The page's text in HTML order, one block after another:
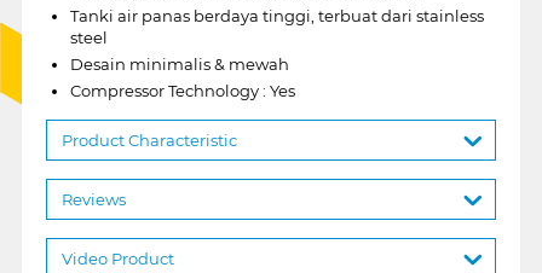
Tanki air panas berdaya tinggi, terbuat dari stainless
steel
Desain minimalis & mewah
Compressor Technology : Yes
Product Characteristic
Reviews
Video Product